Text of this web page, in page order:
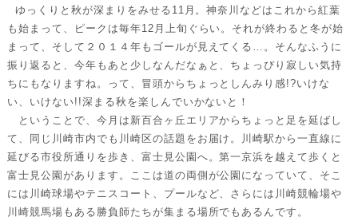
ゆっくりと秋が深まりをみせる11月。神奈川などはこれから紅葉
も始まって、ピークは毎年12月上旬ぐらい。それが終わると冬が始
まって、そして２０１４年もゴールが見えてくる…。そんなふうに
振り返ると、今年もあと少しなんだなぁと、ちょっぴり寂しい気持
ちにもなりますね。って、冒頭からちょっとしんみり感!?いけな
い、いけない!!深まる秋を楽しんでいかないと！
ということで、今月は新百合ヶ丘エリアからちょっと足を延ばし
て、同じ川崎市内でも川崎区の話題をお届け。川崎駅から一直線に
延びる市役所通りを歩き、富士見公園へ。第一京浜を越えて歩くと
富士見公園があります。ここは道の両側が公園になっていて、そこ
には川崎球場やテニスコート、プールなど、さらには川崎競輪場や
川崎競馬場もある勝負師たちが集まる場所でもあるんです。